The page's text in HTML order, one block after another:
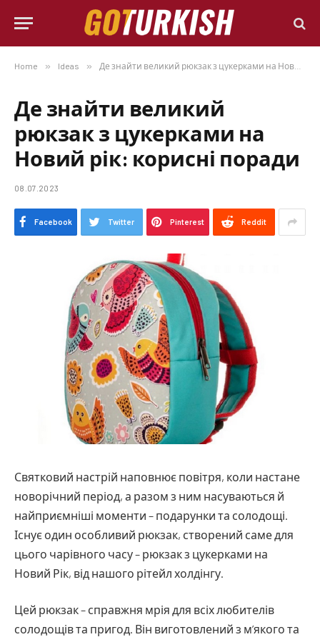
Home » Ideas » Де знайти великий рюкзак з цукерками на Новий рік: корисні поради
Де знайти великий
рюкзак з цукерками на
Новий рік: корисні поради
08.07.2023
Facebook Twitter Pinterest Reddit
Святковий настрій наповнює повітря, коли настане
новорічний період, а разом з ним насуваються й
найприємніші моменти – подарунки та солодощі.
Існує один особливий рюкзак, створений саме для
цього чарівного часу – рюкзак з цукерками на
Новий Рік, від нашого рітейл холдінгу.
Цей рюкзак – справжня мрія для всіх любителів
солодощів та пригод. Він виготовлений з м’якого та